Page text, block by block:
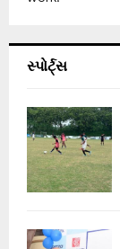
સ્પોર્ટ્સ